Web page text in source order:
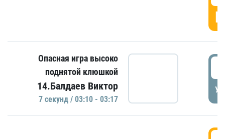
Опасная игра высоко
поднятой клюшкой
14.Балдаев Виктор
7 секунд / 03:10 - 03:17